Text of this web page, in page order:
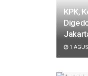
KPK,
1